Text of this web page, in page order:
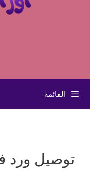
القائمة
توصيل ورد